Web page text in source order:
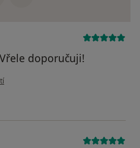
doporučuji!
Pacient